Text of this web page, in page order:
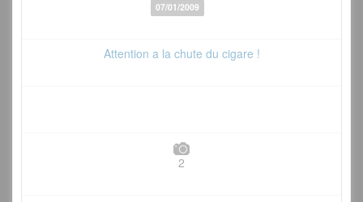
07/01/2009
Attention a la chute du cigare !
2